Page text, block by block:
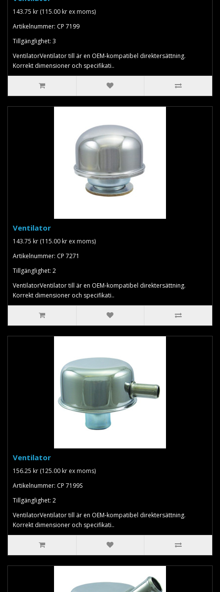
143.75 kr (115.00 kr ex moms)
Artikelnummer: CP 7199
Tillgänglighet: 3
VentilatorVentilator till är en OEM-kompatibel direktersättning.
Korrekt dimensioner och specifikati..
Ventilator
143.75 kr (115.00 kr ex moms)
Artikelnummer: CP 7271
Tillgänglighet: 2
VentilatorVentilator till är en OEM-kompatibel direktersättning.
Korrekt dimensioner och specifikati..
Ventilator
156.25 kr (125.00 kr ex moms)
Artikelnummer: CP 7199S
Tillgänglighet: 2
VentilatorVentilator till är en OEM-kompatibel direktersättning.
Korrekt dimensioner och specifikati..